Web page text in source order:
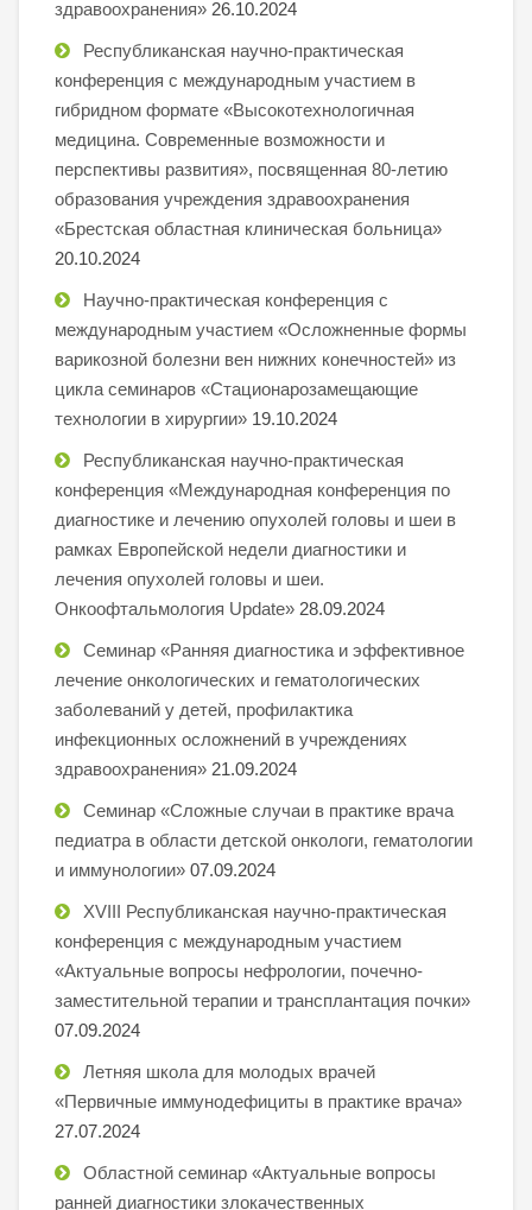
здравоохранения» 26.10.2024
Республиканская научно-практическая
конференция с международным участием в
гибридном формате «Высокотехнологичная
медицина. Современные возможности и
перспективы развития», посвященная 80-летию
образования учреждения здравоохранения
«Брестская областная клиническая больница»
20.10.2024
Научно-практическая конференция с
международным участием «Осложненные формы
варикозной болезни вен нижних конечностей» из
цикла семинаров «Стационарозамещающие
технологии в хирургии» 19.10.2024
Республиканская научно-практическая
конференция «Международная конференция по
диагностике и лечению опухолей головы и шеи в
рамках Европейской недели диагностики и
лечения опухолей головы и шеи.
Онкоофтальмология Update» 28.09.2024
Семинар «Ранняя диагностика и эффективное
лечение онкологических и гематологических
заболеваний у детей, профилактика
инфекционных осложнений в учреждениях
здравоохранения» 21.09.2024
Семинар «Сложные случаи в практике врача
педиатра в области детской онкологи, гематологии
и иммунологии» 07.09.2024
XVIII Республиканская научно-практическая
конференция с международным участием
«Актуальные вопросы нефрологии, почечно-
заместительной терапии и трансплантация почки»
07.09.2024
Летняя школа для молодых врачей
«Первичные иммунодефициты в практике врача»
27.07.2024
Областной семинар «Актуальные вопросы
ранней диагностики злокачественных